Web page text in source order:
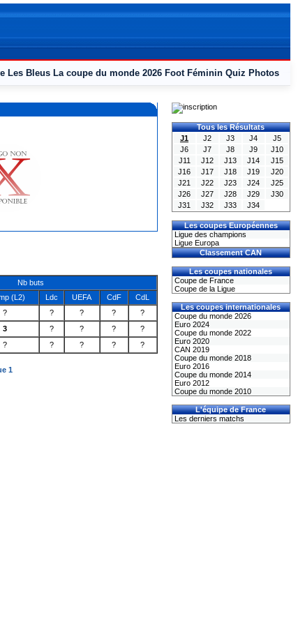
Les Bleus La coupe du monde 2026 Foot Féminin Quiz Photos
Nb buts
(L2) Ldc UEFA CdF CdL
? ? ? ? ?
3 ? ? ? ?
? ? ? ? ?
1
Tous les Résultats
J1
J2 J3 J4
J5
J6
J7 J8 J9
J10
J11
J12 J13 J14
J15
J16
J17 J18 J19
J20
J21
J22 J23 J24
J25
J26
J27 J28 J29
J30
J31
J32 J33 J34
Les coupes Européennes
Ligue des champions
Ligue Europa
Classement CAN
Les coupes nationales
Coupe de France
Coupe de la Ligue
Les coupes internationales
Coupe du monde 2026
Euro 2024
Coupe du monde 2022
Euro 2020
CAN 2019
Coupe du monde 2018
Euro 2016
Coupe du monde 2014
Euro 2012
Coupe du monde 2010
L'équipe de France
Les derniers matchs